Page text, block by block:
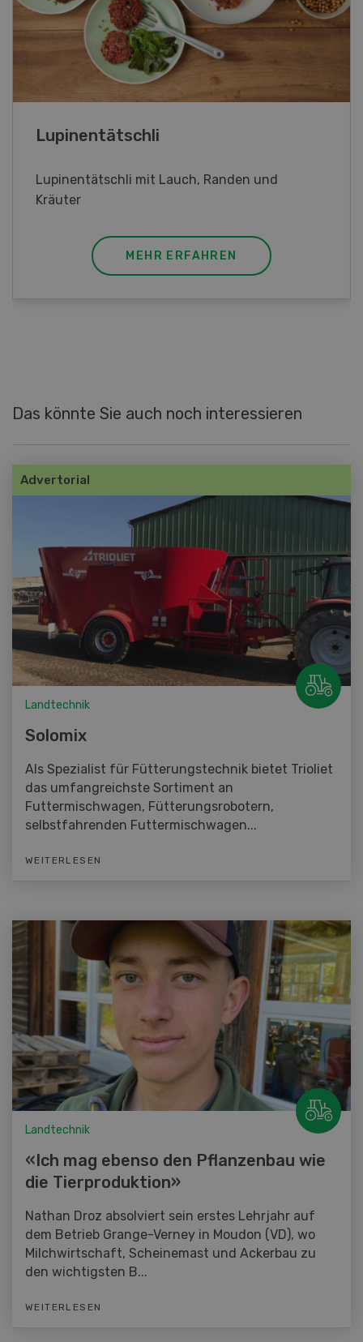
Frühlingsrollen
Frühlingsrollen mit Poulet
MEHR ERFAHREN
Das könnte Sie auch noch interessieren
Advertorial
Landtechnik
Solomix
Als Spezialist für Fütterungstechnik bietet Trioliet
das umfangreichste Sortiment an
Futtermischwagen, Fütterungsrobotern,
selbstfahrenden Futtermischwagen...
WEITERLESEN
Landtechnik
«Ich mag ebenso den Pflanzenbau wie
die Tierproduktion»
Nathan Droz absolviert sein erstes Lehrjahr auf
dem Betrieb Grange-Verney in Moudon (VD), wo
Milchwirtschaft, Scheinemast und Ackerbau zu
den wichtigsten B...
WEITERLESEN